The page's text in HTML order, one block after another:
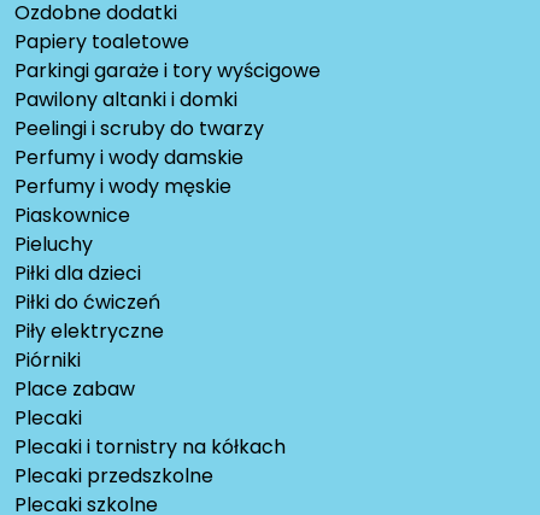
Ozdobne dodatki
Papiery toaletowe
Parkingi garaże i tory wyścigowe
Pawilony altanki i domki
Peelingi i scruby do twarzy
Perfumy i wody damskie
Perfumy i wody męskie
Piaskownice
Pieluchy
Piłki dla dzieci
Piłki do ćwiczeń
Piły elektryczne
Piórniki
Place zabaw
Plecaki
Plecaki i tornistry na kółkach
Plecaki przedszkolne
Plecaki szkolne